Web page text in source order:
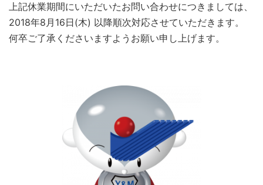
上記休業期間にいただいたお問い合わせにつきましては、
2018年8月16日(木) 以降順次対応させていただきます。
何卒ご了承くださいますようお願い申し上げます。